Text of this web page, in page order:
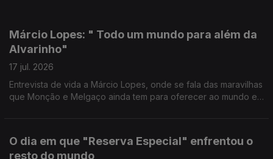
Márcio Lopes: " Todo um mundo para além da
Alvarinho"
17 jul. 2026
Entrevista de vida a Márcio Lopes, onde se fala das maravilhas
que Monção e Melgaço ainda tem para oferecer ao mundo e
O dia em que "Reserva Especial" enfrentou o
resto do mundo